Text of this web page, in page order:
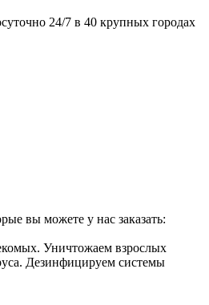
24/7 в 40 крупных городах
вы можете у нас заказать:
Уничтожаем взрослых
Дезинфицируем системы